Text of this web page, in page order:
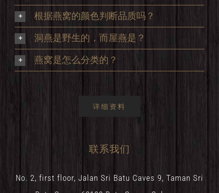
根据燕窝的颜色判断品质吗？
洞燕是野生的，而屋燕是？
燕窝是怎么分类的？
详细资料
联系我们
No. 2, first floor, Jalan Sri Batu Caves 9, Taman Sri